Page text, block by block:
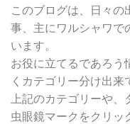
別
検
このブログは、日々の
事、主にワルシャワで
います。
お役に立てるであろう
くカテゴリー分け出来
上記のカテゴリーや、
虫眼鏡マークをクリッ